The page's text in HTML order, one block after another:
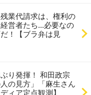
業代請求は、権利の
営者たち...必要なの
！【ブラ弁は見
り発揮！ 和田政宗
の見方」「麻生さん
ィア定点観測】